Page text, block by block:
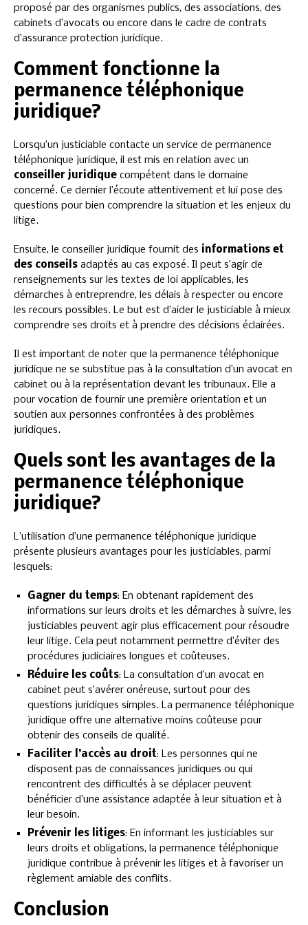
proposé par des organismes publics, des associations, des
cabinets d’avocats ou encore dans le cadre de contrats
d’assurance protection juridique.
Comment fonctionne la
permanence téléphonique
juridique?
Lorsqu’un justiciable contacte un service de permanence
téléphonique juridique, il est mis en relation avec un
conseiller juridique compétent dans le domaine
concerné. Ce dernier l’écoute attentivement et lui pose des
questions pour bien comprendre la situation et les enjeux du
litige.
Ensuite, le conseiller juridique fournit des informations et
des conseils adaptés au cas exposé. Il peut s’agir de
renseignements sur les textes de loi applicables, les
démarches à entreprendre, les délais à respecter ou encore
les recours possibles. Le but est d’aider le justiciable à mieux
comprendre ses droits et à prendre des décisions éclairées.
Il est important de noter que la permanence téléphonique
juridique ne se substitue pas à la consultation d’un avocat en
cabinet ou à la représentation devant les tribunaux. Elle a
pour vocation de fournir une première orientation et un
soutien aux personnes confrontées à des problèmes
juridiques.
Quels sont les avantages de la
permanence téléphonique
juridique?
L’utilisation d’une permanence téléphonique juridique
présente plusieurs avantages pour les justiciables, parmi
lesquels:
Gagner du temps: En obtenant rapidement des
informations sur leurs droits et les démarches à suivre, les
justiciables peuvent agir plus efficacement pour résoudre
leur litige. Cela peut notamment permettre d’éviter des
procédures judiciaires longues et coûteuses.
Réduire les coûts: La consultation d’un avocat en
cabinet peut s’avérer onéreuse, surtout pour des
questions juridiques simples. La permanence téléphonique
juridique offre une alternative moins coûteuse pour
obtenir des conseils de qualité.
Faciliter l’accès au droit: Les personnes qui ne
disposent pas de connaissances juridiques ou qui
rencontrent des difficultés à se déplacer peuvent
bénéficier d’une assistance adaptée à leur situation et à
leur besoin.
Prévenir les litiges: En informant les justiciables sur
leurs droits et obligations, la permanence téléphonique
juridique contribue à prévenir les litiges et à favoriser un
règlement amiable des conflits.
Conclusion